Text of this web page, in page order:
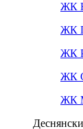
ЖК
ЖК
ЖК
ЖК
ЖК